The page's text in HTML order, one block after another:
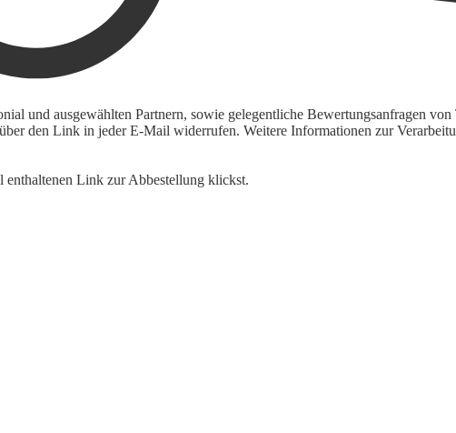
und ausgewählten Partnern, sowie gelegentliche Bewertungsanfragen
den Link in jeder E-Mail widerrufen. Weitere Informationen zur
Link zur Abbestellung klickst.